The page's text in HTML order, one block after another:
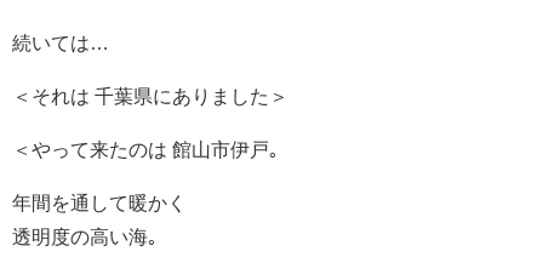
続いては…
＜それは 千葉県にありました＞
＜やって来たのは 館山市伊戸｡
年間を通して暖かく
透明度の高い海｡